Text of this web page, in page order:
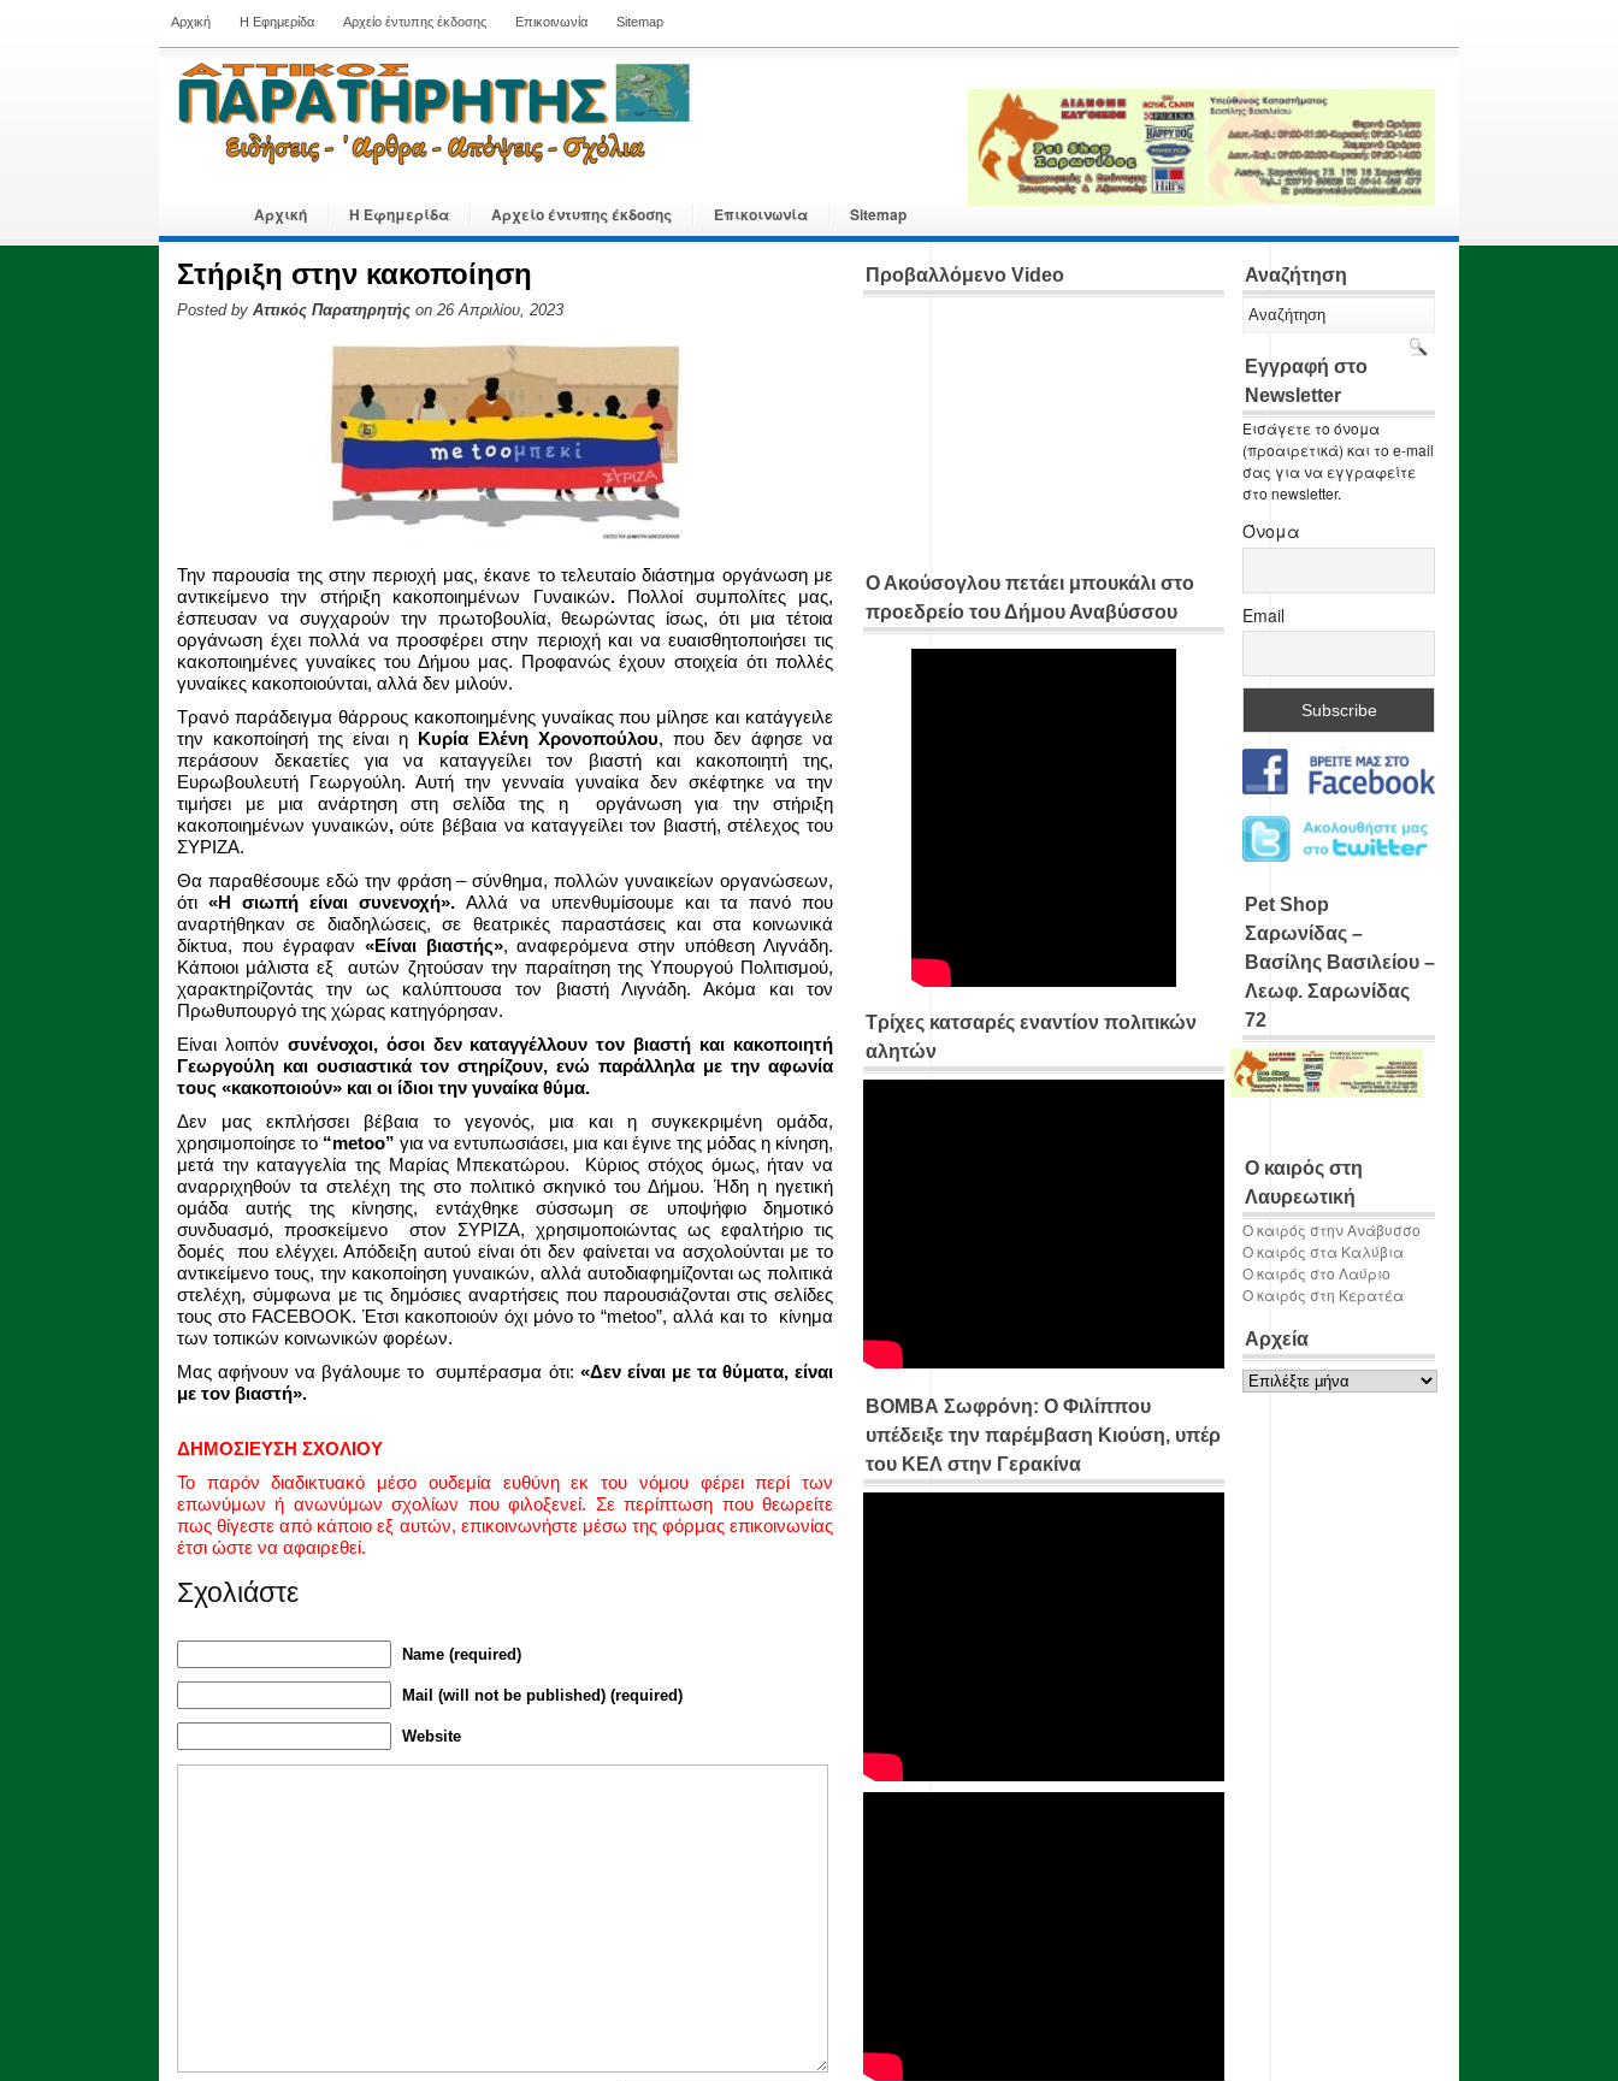
Αρχική Η Εφημερίδα Αρχείο έντυπης έκδοσης Επικοινωνία Sitemap
Αρχική Η Εφημερίδα Αρχείο έντυπης έκδοσης Επικοινωνία Sitemap
Στήριξη στην κακοποίηση
Posted by Αττικός Παρατηρητής on 26 Απριλίου, 2023
Την παρουσία της στην περιοχή μας, έκανε το τελευταίο διάστημα οργάνωση με
αντικείμενο την στήριξη κακοποιημένων Γυναικών.Πολλοί συμπολίτες μας,
έσπευσαν να συγχαρούν την πρωτοβουλία, θεωρώντας ίσως, ότι μια τέτοια
οργάνωση έχει πολλά να προσφέρει στην περιοχή και να ευαισθητοποιήσει τις
κακοποιημένες γυναίκες του Δήμου μας. Προφανώς έχουν στοιχεία ότι πολλές
γυναίκες κακοποιούνται, αλλά δεν μιλούν.
Τρανό παράδειγμα θάρρους κακοποιημένης γυναίκας που μίλησε και κατάγγειλε
την κακοποίησή της είναι η Κυρία Ελένη Χρονοπούλου, που δεν άφησε να
περάσουν δεκαετίες για να καταγγείλει τον βιαστή και κακοποιητή της,
Ευρωβουλευτή Γεωργούλη. Αυτή την γενναία γυναίκα δεν σκέφτηκε να την
τιμήσει με μια ανάρτηση στη σελίδα της η οργάνωση για την στήριξη
κακοποιημένων γυναικών,ούτε βέβαια να καταγγείλει τον βιαστή, στέλεχος του
ΣΥΡΙΖΑ.
Θα παραθέσουμε εδώ την φράση – σύνθημα, πολλών γυναικείων οργανώσεων,
ότι«Η σιωπή είναι συνενοχή».Αλλά να υπενθυμίσουμε και τα πανό που
αναρτήθηκαν σε διαδηλώσεις, σε θεατρικές παραστάσεις και στα κοινωνικά
δίκτυα, που έγραφαν «Είναι βιαστής», αναφερόμενα στην υπόθεση Λιγνάδη.
Κάποιοι μάλιστα εξ αυτών ζητούσαν την παραίτηση της Υπουργού Πολιτισμού,
χαρακτηρίζοντάς την ως καλύπτουσα τον βιαστή Λιγνάδη. Ακόμα και τον
Πρωθυπουργό της χώρας κατηγόρησαν.
Είναι λοιπόν συνένοχοι, όσοι δεν καταγγέλλουν τον βιαστή και κακοποιητή
Γεωργούλη και ουσιαστικά τον στηρίζουν, ενώ παράλληλα με την αφωνία
τους «κακοποιούν» και οι ίδιοι την γυναίκα θύμα.
Δεν μας εκπλήσσει βέβαια το γεγονός, μια και η συγκεκριμένη ομάδα,
χρησιμοποίησε το “metoo” για να εντυπωσιάσει, μια και έγινε της μόδας η κίνηση,
μετά την καταγγελία της Μαρίας Μπεκατώρου. Κύριος στόχος όμως, ήταν να
αναρριχηθούν τα στελέχη της στο πολιτικό σκηνικό του Δήμου. Ήδη η ηγετική
ομάδα αυτής της κίνησης, εντάχθηκε σύσσωμη σε υποψήφιο δημοτικό
συνδυασμό, προσκείμενο στον ΣΥΡΙΖΑ, χρησιμοποιώντας ως εφαλτήριο τις
δομές που ελέγχει. Απόδειξη αυτού είναι ότι δεν φαίνεται να ασχολούνται με το
αντικείμενο τους, την κακοποίηση γυναικών, αλλά αυτοδιαφημίζονται ως πολιτικά
στελέχη, σύμφωνα με τις δημόσιες αναρτήσεις που παρουσιάζονται στις σελίδες
τους στο FACEBOOK. Έτσι κακοποιούν όχι μόνο το “metoo”, αλλά και το κίνημα
των τοπικών κοινωνικών φορέων.
Μας αφήνουν να βγάλουμε το συμπέρασμα ότι: «Δεν είναι με τα θύματα, είναι
με τον βιαστή».
ΔΗΜΟΣΙΕΥΣΗ ΣΧΟΛΙΟΥ
Το παρόν διαδικτυακό μέσο ουδεμία ευθύνη εκ του νόμου φέρει περί των
επωνύμων ή ανωνύμων σχολίων που φιλοξενεί. Σε περίπτωση που θεωρείτε
πως θίγεστε από κάποιο εξ αυτών, επικοινωνήστε μέσω της φόρμας επικοινωνίας
έτσι ώστε να αφαιρεθεί.
Σχολιάστε
Name (required)
Mail (will not be published) (required)
Website
Προβαλλόμενο Video
Ο Ακούσογλου πετάει μπουκάλι στο
προεδρείο του Δήμου Αναβύσσου
Τρίχες κατσαρές εναντίον πολιτικών
αλητών
ΒΟΜΒΑ Σωφρόνη: Ο Φιλίππου
υπέδειξε την παρέμβαση Κιούση, υπέρ
του ΚΕΛ στην Γερακίνα
Αναζήτηση
Εγγραφή στο
Newsletter
Εισάγετε το όνομα
(προαιρετικά) και το e-mail
σας για να εγγραφείτε
στο newsletter.
Όνομα
Email
Pet Shop
Σαρωνίδας –
Βασίλης Βασιλείου –
Λεωφ. Σαρωνίδας
72
Ο καιρός στη
Λαυρεωτική
Ο καιρός στην Ανάβυσσο
Ο καιρός στα Καλύβια
Ο καιρός στο Λαύριο
Ο καιρός στη Κερατέα
Αρχεία
Αρχεία